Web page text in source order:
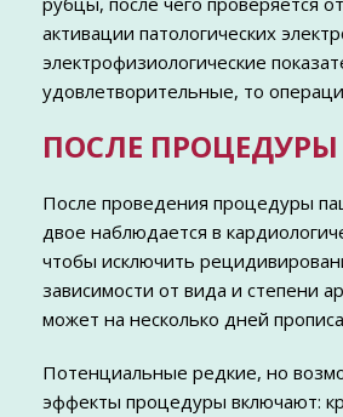
активации патологических
электрофизиологические
удовлетворительные, то
ПОСЛЕ ПРОЦЕДУРЫ
После проведения процедуры
двое наблюдается в
чтобы исключить
зависимости от вида и степени
может на несколько дней
Потенциальные редкие, но
эффекты процедуры включают: